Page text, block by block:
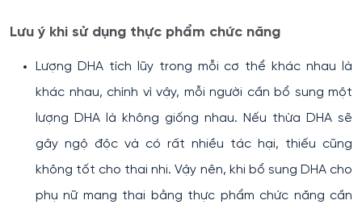
Lưu ý khi sử dụng thực phẩm chức năng
Lượng DHA tích lũy trong mỗi cơ thể khác nhau là
khác nhau, chính vì vậy, mỗi người cần bổ sung một
lượng DHA là không giống nhau. Nếu thừa DHA sẽ
gây ngộ độc và có rất nhiều tác hại, thiếu cũng
không tốt cho thai nhi. Vậy nên, khi bổ sung DHA cho
phụ nữ mang thai bằng thực phẩm chức năng cần